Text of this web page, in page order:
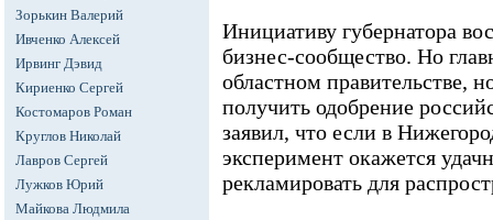
Зорькин Валерий
Ивченко Алексей
Ирвинг Дэвид
Кириенко Сергей
Костомаров Роман
Круглов Николай
Лавров Сергей
Лужков Юрий
Майкова Людмила
Инициативу губернатора
бизнес-сообщество. Но
областном правительстве,
получить одобрение
заявил, что если в
эксперимент окажется
рекламировать для